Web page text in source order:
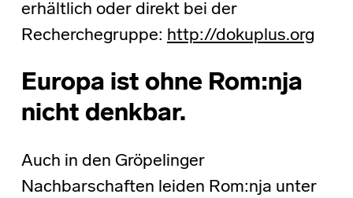
erhältlich oder direkt bei der
Recherchegruppe: http://dokuplus.org
Europa ist ohne Rom:nja
nicht denkbar.
Auch in den Gröpelinger
Nachbarschaften leiden Rom:nja unter